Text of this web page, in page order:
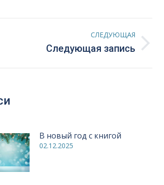
СЛЕДУЮЩАЯ
Следующая запись
В новый год с книгой
02.12.2025